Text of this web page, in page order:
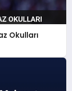
Okulları